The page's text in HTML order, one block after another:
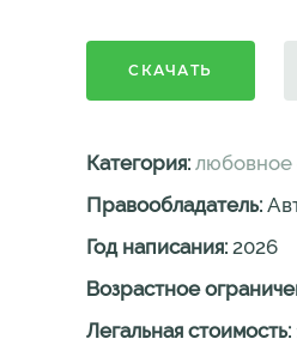
СКАЧАТЬ
Категория: любовное
Правообладатель:
Год написания: 2026
Возрастное
Легальная стоимость: